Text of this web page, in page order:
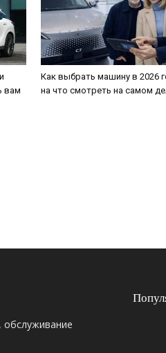
вам
Как выбрать машину в 2026
на что смотреть на самом